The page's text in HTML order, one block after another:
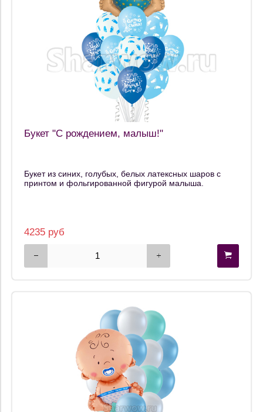
Букет "С рождением, малыш!"
Букет из синих, голубых, белых латексных шаров с
принтом и фольгированной фигурой малыша.
4235 руб